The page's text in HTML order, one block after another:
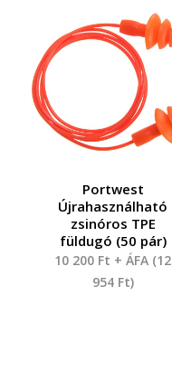
Portwest
Újrahasználható
zsinóros TPE
füldugó (50 pár)
10 200 Ft + ÁFA (12
954 Ft)